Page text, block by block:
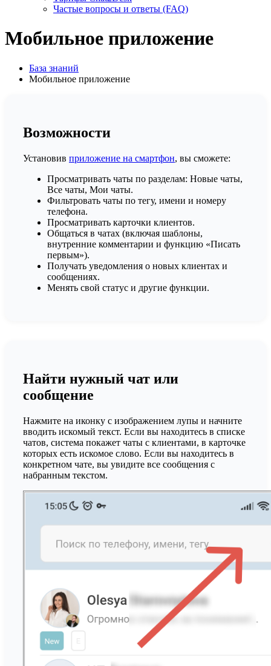
Частые вопросы и ответы (FAQ)
Мобильное приложение
База знаний
Мобильное приложение
Возможности
Установив приложение на смартфон, вы сможете:
Просматривать чаты по разделам: Новые чаты,
Все чаты, Мои чаты.
Фильтровать чаты по тегу, имени и номеру
телефона.
Просматривать карточки клиентов.
Общаться в чатах (включая шаблоны,
внутренние комментарии и функцию «Писать
первым»).
Получать уведомления о новых клиентах и
сообщениях.
Менять свой статус и другие функции.
Найти нужный чат или
сообщение
Нажмите на иконку с изображением лупы и начните
вводить искомый текст. Если вы находитесь в списке
чатов, система покажет чаты с клиентами, в карточке
которых есть искомое слово. Если вы находитесь в
конкретном чате, вы увидите все сообщения с
набранным текстом.